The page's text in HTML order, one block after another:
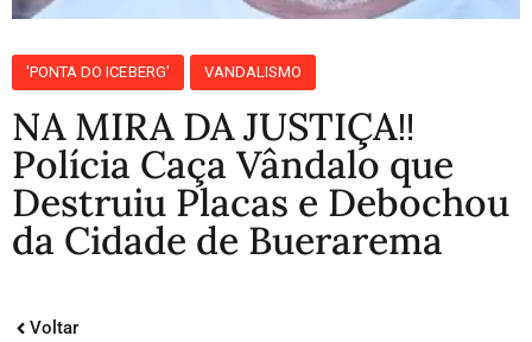
'PONTA DO ICEBERG' VANDALISMO
NA MIRA DA JUSTIÇA‼️
Polícia Caça Vândalo que
Destruiu Placas e Debochou
da Cidade de Buerarema
Voltar